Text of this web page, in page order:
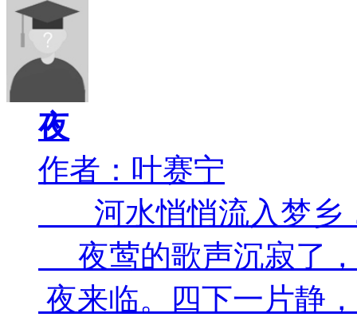
夜
作者：叶赛宁
河水悄悄流入梦
夜莺的歌声沉寂
夜来临。四下一片静